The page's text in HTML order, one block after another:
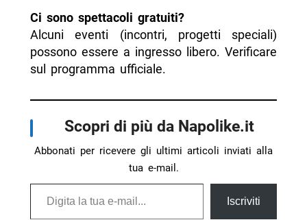
Ci sono spettacoli gratuiti?
Alcuni eventi (incontri, progetti speciali)
possono essere a ingresso libero. Verificare
sul programma ufficiale.
Scopri di più da Napolike.it
Abbonati per ricevere gli ultimi articoli inviati alla
tua e-mail.
Digita la tua e-mail...
Iscriviti